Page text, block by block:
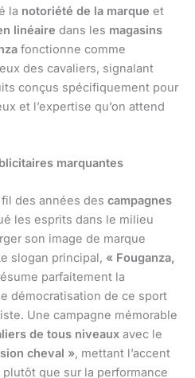
la notoriété de la marque et
linéaire dans les magasins
fonctionne comme
des cavaliers, signalant
conçus spécifiquement pour
et l’expertise qu’on attend
marquantes
des années des campagnes
les esprits dans le milieu
son image de marque
slogan principal, « Fouganza,
parfaitement la
démocratisation de ce sport
Une campagne mémorable
de tous niveaux avec le
cheval », mettant l’accent
que sur la performance